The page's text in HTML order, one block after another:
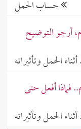
حساب الحمل
أرجو التوضيح
الحمل وتأثيراته
فماذا أفعل حتى
الحمل وتأثيراته